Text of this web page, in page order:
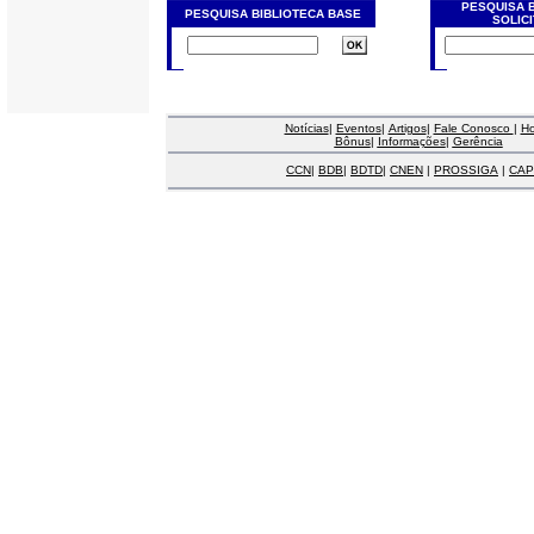
PESQUISA BIBLIOTECA BASE
PESQUISA
Notícias| Eventos| Artigos| Fale Conosco |
Bônus| Informações| Gerência
CCN| BDB| BDTD| CNEN | PROSSIGA |